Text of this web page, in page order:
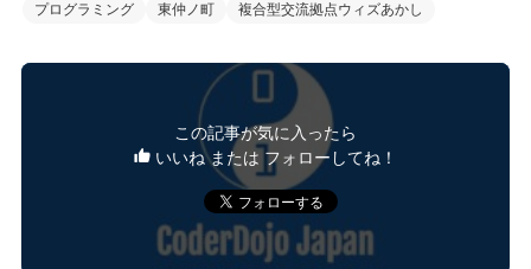
プログラミング
東仲ノ町 複合型交流拠点ウィズあかし
この記事が気に入ったら
いいね または フォローしてね！